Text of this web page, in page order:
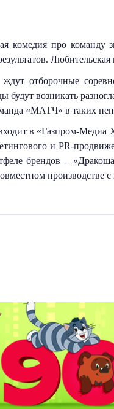
комедия про
отборочные
возникать
«МАТЧ» в таких
в «Газпром-Медиа
и PR-
брендов –